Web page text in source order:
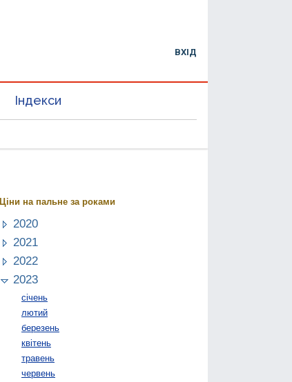
ВХІД
Індекси
Ціни на пальне за роками
2020
2021
2022
2023
січень
лютий
березень
квітень
травень
червень